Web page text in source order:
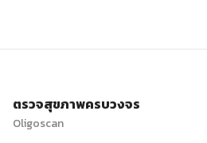
ตรวจสุขภาพครบวงจร
Oligoscan